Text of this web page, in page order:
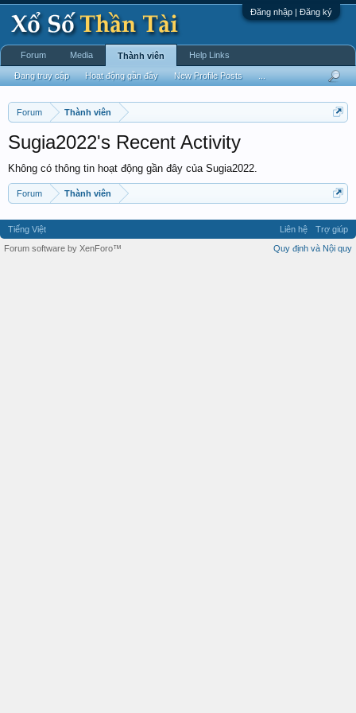
Đăng nhập | Đăng ký
Forum Thành viên
Sugia2022's Recent Activity
Không có thông tin hoạt động gần đây của Sugia2022.
Forum Thành viên
Forum Media Thành viên
Đang truy cập Hoạt động gần đây New Profile Posts
Help Links
Tiếng Việt Liên hệ
Trợ giúp
Quy định và Nội quy
Forum software by XenForo™